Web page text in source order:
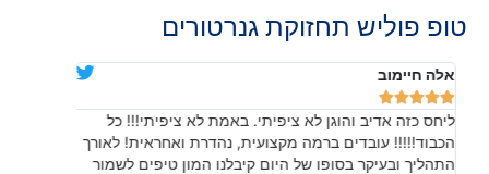
טופ פוליש תחזוקת גנרטורים
אלה חיימוב





ליחס כזה אדיב והוגן לא ציפיתי. באמת לא ציפיתי!!! כל
הכבוד!!!!! עובדים ברמה מקצועית, נהדרת ואחראית! לאורך
התהליך ובעיקר בסופו של היום קיבלנו המון טיפים לשמור